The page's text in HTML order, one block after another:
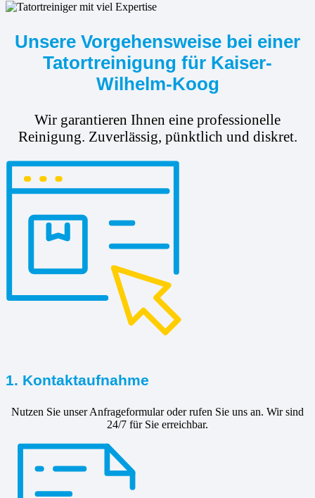
Unsere Vorgehensweise bei einer
Tatortreinigung für Kaiser-
Wilhelm-Koog
Wir garantieren Ihnen eine professionelle
Reinigung. Zuverlässig, pünktlich und diskret.
1. Kontaktaufnahme
Nutzen Sie unser Anfrageformular oder rufen Sie uns an. Wir sind
24/7 für Sie erreichbar.